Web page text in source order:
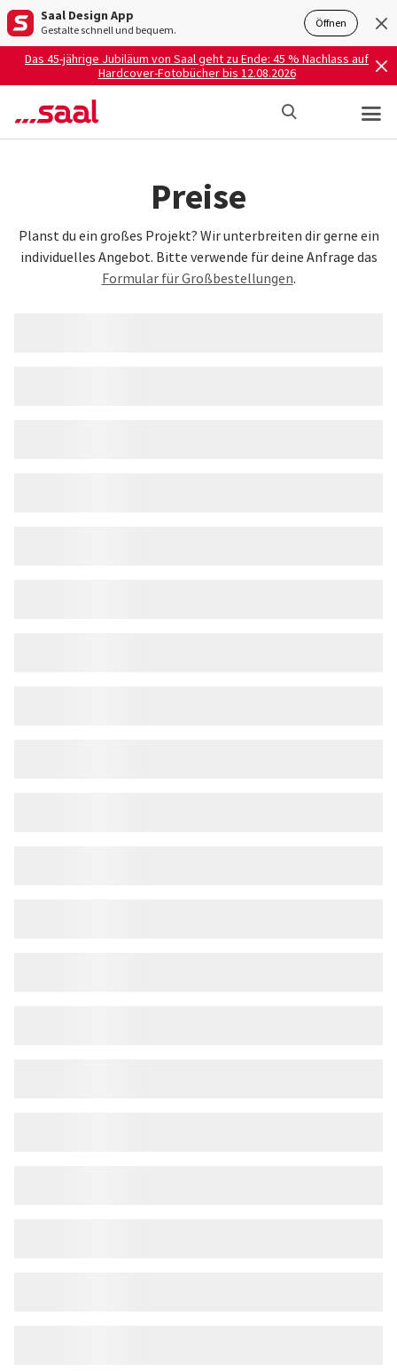
Saal Design App
Gestalte schnell und bequem. Öffnen
Das 45-jährige Jubiläum von Saal geht zu Ende: 45 % Nachlass auf
Hardcover-Fotobücher bis 12.08.2026
Preise
Planst du ein großes Projekt? Wir unterbreiten dir gerne ein
individuelles Angebot. Bitte verwende für deine Anfrage das
Formular für Großbestellungen.